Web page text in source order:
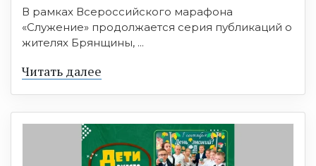
В рамках Всероссийского марафона
«Служение» продолжается серия публикаций о
жителях Брянщины, ...
Читать далее